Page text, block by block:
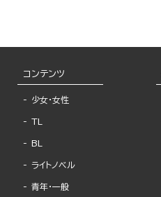
コンテンツ
少女・女性
TL
BL
ライトノベル
青年・一般